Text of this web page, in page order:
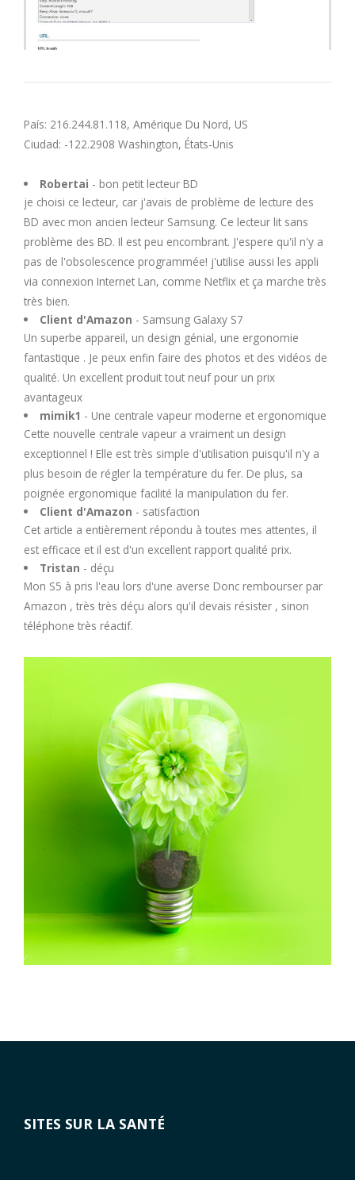
S
T
U
W
Z
País: 216.244.81.118, Amérique Du Nord, US
Ciudad: -122.2908 Washington, États-Unis
Robertai - bon petit lecteur BD
je choisi ce lecteur, car j'avais de problème de lecture des
BD avec mon ancien lecteur Samsung. Ce lecteur lit sans
problème des BD. Il est peu encombrant. J'espere qu'il n'y a
pas de l'obsolescence programmée! j'utilise aussi les appli
via connexion Internet Lan, comme Netflix et ça marche très
très bien.
Client d'Amazon - Samsung Galaxy S7
Un superbe appareil, un design génial, une ergonomie
fantastique . Je peux enfin faire des photos et des vidéos de
qualité. Un excellent produit tout neuf pour un prix
avantageux
mimik1 - Une centrale vapeur moderne et ergonomique
Cette nouvelle centrale vapeur a vraiment un design
exceptionnel ! Elle est très simple d'utilisation puisqu'il n'y a
plus besoin de régler la température du fer. De plus, sa
poignée ergonomique facilité la manipulation du fer.
Client d'Amazon - satisfaction
Cet article a entièrement répondu à toutes mes attentes, il
est efficace et il est d'un excellent rapport qualité prix.
Tristan - déçu
Mon S5 à pris l'eau lors d'une averse Donc rembourser par
Amazon , très très déçu alors qu'il devais résister , sinon
téléphone très réactif.
SITES SUR LA SANTÉ